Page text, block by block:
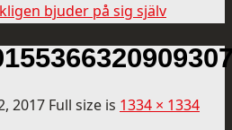
bjuder på sig själv
2017 Full size is 1334 × 1334